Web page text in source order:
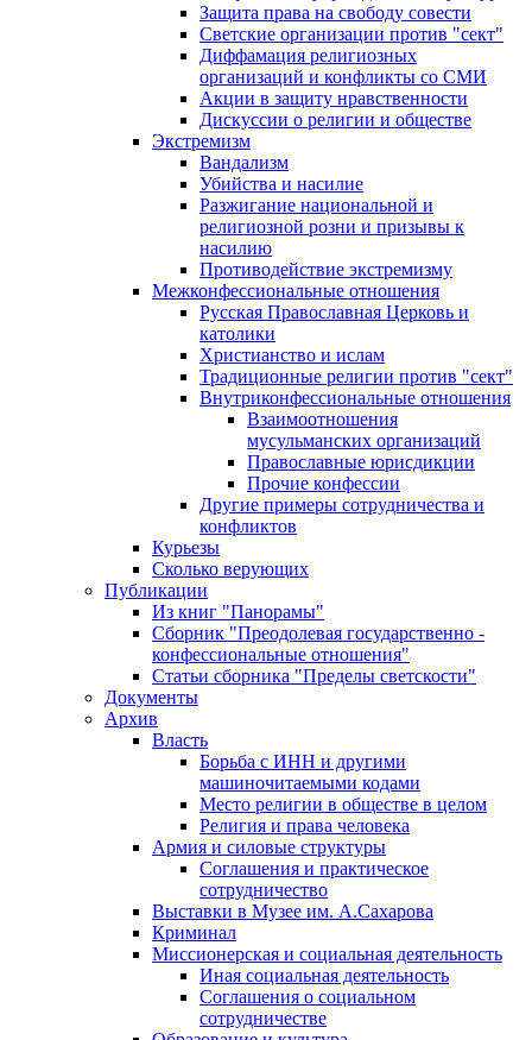
Защита права на свободу совести
Светские организации против "сект"
Диффамация религиозных
организаций и конфликты со СМИ
Акции в защиту нравственности
Дискуссии о религии и обществе
Экстремизм
Вандализм
Убийства и насилие
Разжигание национальной и
религиозной розни и призывы к
насилию
Противодействие экстремизму
Межконфессиональные отношения
Русская Православная Церковь и
католики
Христианство и ислам
Традиционные религии против "сект"
Внутриконфессиональные отношения
Взаимоотношения
мусульманских организаций
Православные юрисдикции
Прочие конфессии
Другие примеры сотрудничества и
конфликтов
Курьезы
Сколько верующих
Публикации
Из книг "Панорамы"
Сборник "Преодолевая государственно -
конфессиональные отношения"
Статьи сборника "Пределы светскости"
Документы
Архив
Власть
Борьба с ИНН и другими
машиночитаемыми кодами
Место религии в обществе в целом
Религия и права человека
Армия и силовые структуры
Соглашения и практическое
сотрудничество
Выставки в Музее им. А.Сахарова
Криминал
Миссионерская и социальная деятельность
Иная социальная деятельность
Соглашения о социальном
сотрудничестве